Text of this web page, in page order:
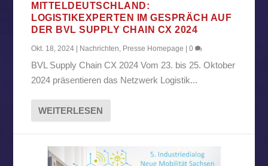
MITTELDEUTSCHLAND:
LOGISTIKEXPERTEN IM GESPRÄCH AUF
DER BVL SUPPLY CHAIN CX 2024
Okt. 18, 2024 Nachrichten, Presse Homepage |0
BVL Supply Chain CX 2024 Vom 23. bis 25. Oktober
2024 präsentieren das Netzwerk Logistik...
WEITERLESEN